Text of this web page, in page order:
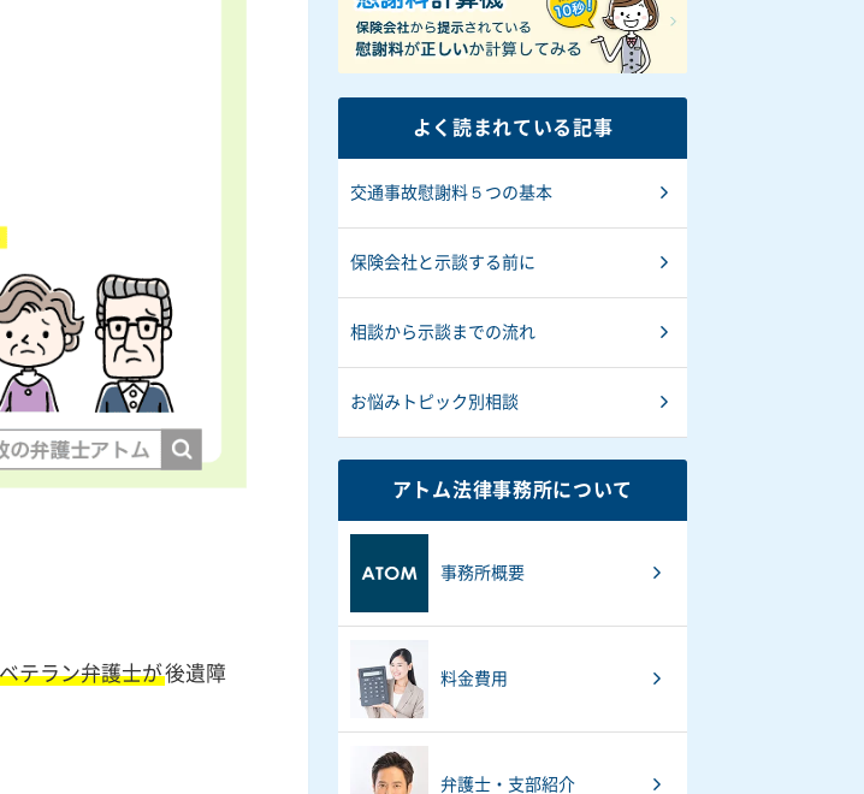
テラン弁護士が後遺障
よく読まれている記事
交通事故慰謝料５つの基本
保険会社と示談する前に
相談から示談までの流れ
お悩みトピック別相談
アトム法律事務所について
事務所概要
料金費用
弁護士・支部紹介